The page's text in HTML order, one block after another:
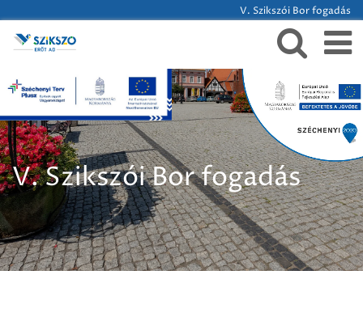
V. Szikszói Bor fogadás
V. Szikszói Bor fogadás